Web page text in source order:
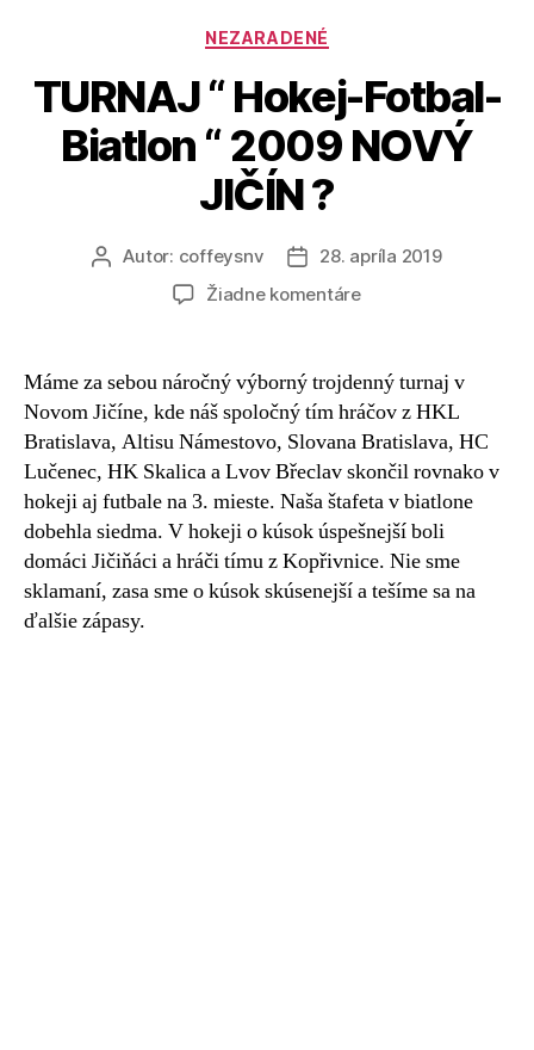
NEZARADENÉ
TURNAJ “ Hokej-Fotbal-
Biatlon “ 2009 NOVÝ
JIČÍN ?
Autor: coffeysnv
28. apríla 2019
Žiadne komentáre
Máme za sebou náročný výborný trojdenný turnaj v
Novom Jičíne, kde náš spoločný tím hráčov z HKL
Bratislava, Altisu Námestovo, Slovana Bratislava, HC
Lučenec, HK Skalica a Lvov Břeclav skončil rovnako v
hokeji aj futbale na 3. mieste. Naša štafeta v biatlone
dobehla siedma. V hokeji o kúsok úspešnejší boli
domáci Jičiňáci a hráči tímu z Kopřivnice. Nie sme
sklamaní, zasa sme o kúsok skúsenejší a tešíme sa na
ďalšie zápasy.